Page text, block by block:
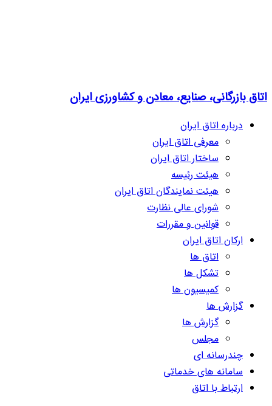
اتاق بازرگانی، صنایع، معادن و کشاورزی ایران
درباره اتاق ایران
معرفی اتاق ایران
ساختار اتاق ایران
هیئت رئیسه
هیئت نمایندگان اتاق ایران
شورای عالی نظارت
قوانین و مقررات
ارکان اتاق ایران
اتاق ها
تشکل ها
کمیسیون ها
گزارش ها
گزارش ها
مجلس
چندرسانه ای
سامانه های خدماتی
ارتباط با اتاق